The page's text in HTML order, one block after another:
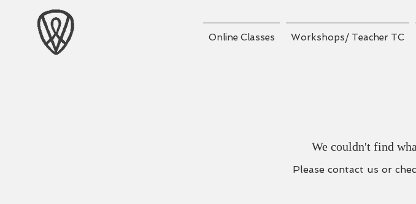
Online Classes Workshops/ Teacher TC
We couldn't find
Please contact us or